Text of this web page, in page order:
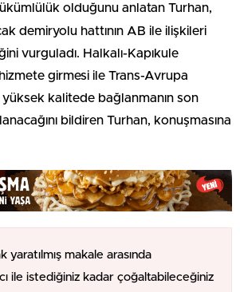
olduğunu anlatan Turhan,
demiryolu hattının AB ile ilişkileri
vurguladı. Halkalı-Kapıkule
girmesi ile Trans-Avrupa
yüksek kalitede bağlanmanın son
bildiren Turhan, konuşmasına
yaratılmış makale arasında
ile istediğiniz kadar çoğaltabileceğiniz